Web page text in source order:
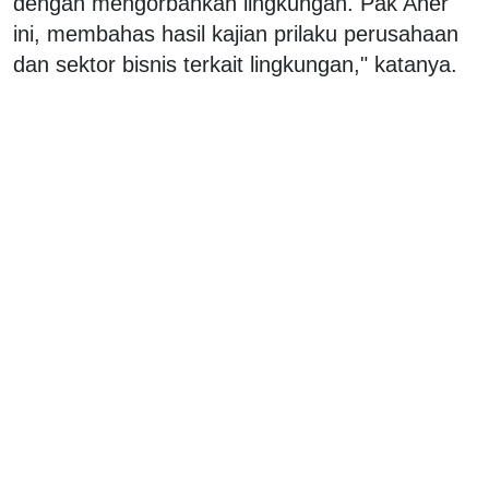
ini, membahas hasil kajian prilaku perusahaan
dan sektor bisnis terkait lingkungan," katanya.